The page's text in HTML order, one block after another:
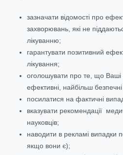
зазначати відомості про
захворювань, які не
лікуванню;
гарантувати позитивний
лікування;
оголошувати про те, що Ваші
ефективні, найбільш
посилатися на фактичні
вказувати рекомендації
науковців;
наводити в рекламі випадки
якщо вони є);